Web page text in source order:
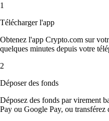
1
Télécharger l'app
Obtenez l'app Crypto.com sur
quelques minutes depuis votre
2
Déposer des fonds
Déposez des fonds par virement
Pay ou Google Pay, ou